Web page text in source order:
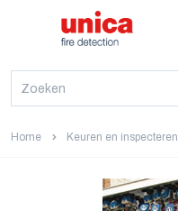
Home Keuren en inspecteren